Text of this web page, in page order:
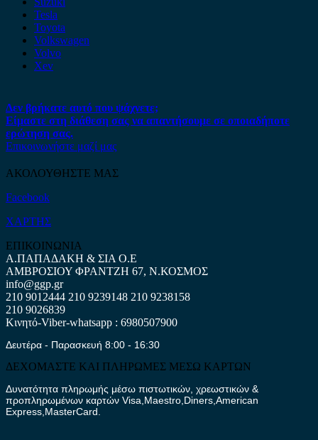
Tesla
Toyota
Volkswagen
Volvo
Xev
Δεν βρήκατε αυτό που ψάχνετε;
Είμαστε στη διάθεση σας να απαντήσουμε σε οποιαδήποτε
ερώτηση σας.
Επικοινωνήστε μαζί μας
ΑΚΟΛΟΥΘΗΣΤΕ ΜΑΣ
Facebook
ΧΑΡΤΗΣ
ΕΠΙΚΟΙΝΩΝΙΑ
Α.ΠΑΠΑΔΑΚΗ & ΣΙΑ Ο.Ε
ΑΜΒΡΟΣΙΟΥ ΦΡΑΝΤΖΗ 67, Ν.ΚΟΣΜΟΣ
info@ggp.gr
210 9012444 210 9239148 210 9238158
210 9026839
Κινητό-Viber-whatsapp : 6980507900
Δευτέρα - Παρασκευή 8:00 - 16:30
ΔΕΧΟΜΑΣΤΕ ΚΑΙ ΠΛΗΡΩΜΕΣ ΜΕΣΩ ΚΑΡΤΩΝ
Δυνατότητα πληρωμής μέσω πιστωτικών, χρεωστικών &
προπληρωμένων καρτών Visa,Maestro,Diners,American
Express,MasterCard.